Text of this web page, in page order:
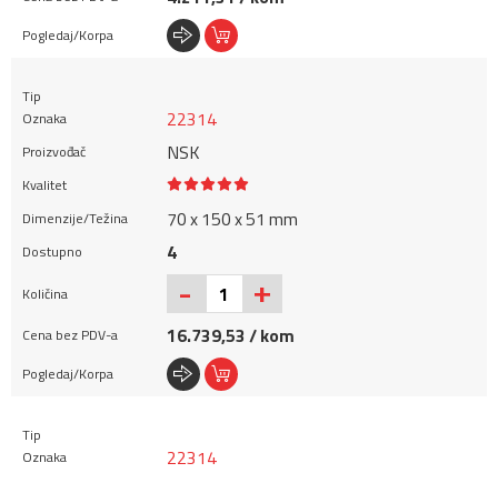
22314
NSK
70 x 150 x 51 mm
4
- +
16.739,53 / kom
22314